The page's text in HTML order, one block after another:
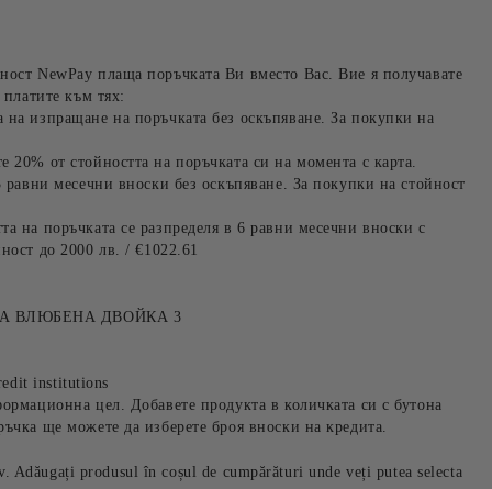
NewPay плаща поръчката Ви вместо Вас. Вие я получавате
към тях:
изпращане на поръчката без оскъпяване. За покупки на
от стойността на поръчката си на момента с карта.
равни месечни вноски без оскъпяване. За покупки на стойност
на поръчката се разпределя в 6 равни месечни вноски с
до 2000 лв. / €1022.61
ВЛЮБЕНА ДВОЙКА 3
institutions
цел. Добавете продукта в количката си с бутона
ще можете да изберете броя вноски на кредита.
Adăugați produsul în coșul de cumpărături unde veți putea selecta